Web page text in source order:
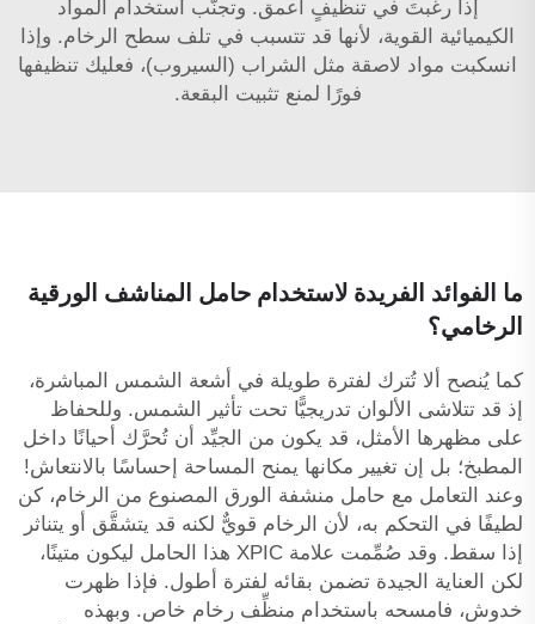
إذا رغبتَ في تنظيفٍ أعمق. وتجنّب استخدام المواد
الكيميائية القوية، لأنها قد تتسبب في تلف سطح الرخام. وإذا
انسكبت مواد لاصقة مثل الشراب (السيروب)، فعليك تنظيفها
فورًا لمنع تثبيت البقعة.
ما الفوائد الفريدة لاستخدام حامل المناشف الورقية
الرخامي؟
كما يُنصح ألا تُترك لفترة طويلة في أشعة الشمس المباشرة،
إذ قد تتلاشى الألوان تدريجيًّا تحت تأثير الشمس. وللحفاظ
على مظهرها الأمثل، قد يكون من الجيِّد أن تُحرَّك أحيانًا داخل
المطبخ؛ بل إن تغيير مكانها يمنح المساحة إحساسًا بالانتعاش!
وعند التعامل مع حامل منشفة الورق المصنوع من الرخام، كن
لطيفًا في التحكم به، لأن الرخام قويٌّ لكنه قد يتشقَّق أو يتناثر
إذا سقط. وقد صُمِّمت علامة XPIC هذا الحامل ليكون متينًا،
لكن العناية الجيدة تضمن بقائه لفترة أطول. فإذا ظهرت
خدوش، فامسحه باستخدام منظِّف رخام خاص. وبهذه